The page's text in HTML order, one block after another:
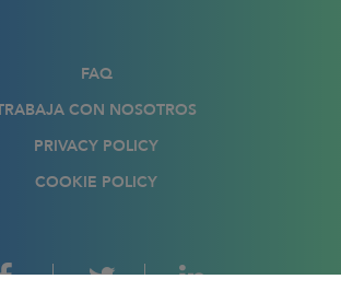
FAQ
CON NOSOTROS
PRIVACY POLICY
COOKIE POLICY